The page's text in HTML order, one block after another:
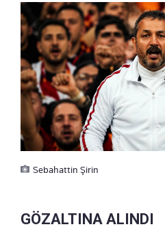
Sebahattin Şirin
GÖZALTINA ALINDI